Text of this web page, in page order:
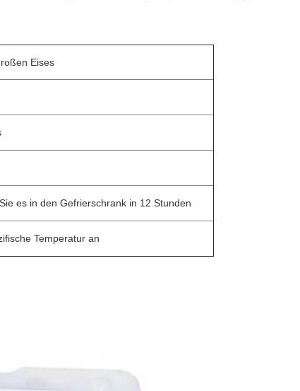
Eises
es in den Gefrierschrank in 12 Stunden
Temperatur an